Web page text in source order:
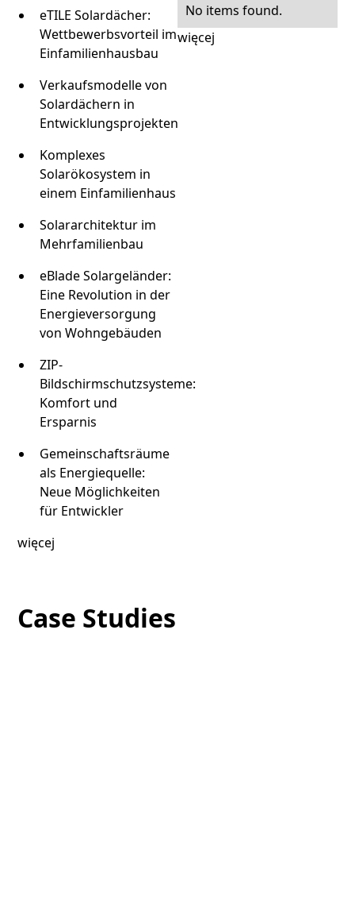
eTILE Solardächer:
Wettbewerbsvorteil im
Einfamilienhausbau
Verkaufsmodelle von
Solardächern in
Entwicklungsprojekten
Komplexes
Solarökosystem in
einem Einfamilienhaus
Solararchitektur im
Mehrfamilienbau
eBlade Solargeländer:
Eine Revolution in der
Energieversorgung
von Wohngebäuden
ZIP-
Bildschirmschutzsysteme:
Komfort und
Ersparnis
Gemeinschaftsräume
als Energiequelle:
Neue Möglichkeiten
für Entwickler
więcej
No items found.
więcej
Case Studies